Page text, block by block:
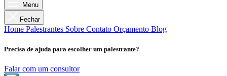
Menu
Fechar
Home Palestrantes Sobre Contato Orçamento Blog
Precisa de ajuda para escolher um palestrante?
Falar com um consultor